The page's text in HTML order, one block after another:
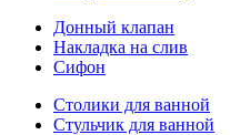
Донный клапан
Накладка на слив
Сифон
Столики для ванной
Стульчик для ванной